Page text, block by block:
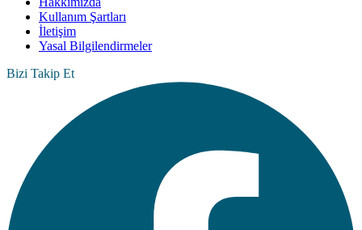
Kullanım Şartları
İletişim
Yasal Bilgilendirmeler
Bizi Takip Et